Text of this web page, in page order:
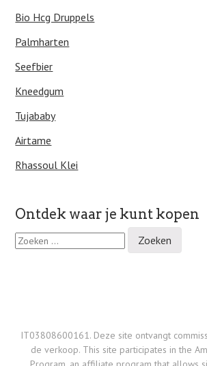
Bio Hcg Druppels
Palmharten
Seefbier
Kneedgum
Tujababy
Airtame
Rhassoul Klei
Ontdek waar je kunt kopen
Z
o
IT03808600161. Deze site ontvangt
de verkoop. This site participates in the